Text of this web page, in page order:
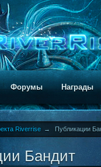
Форумы Награды
Riverrise → Публикации
Бандит